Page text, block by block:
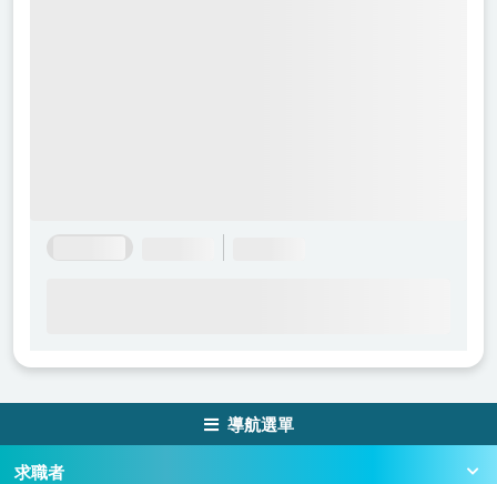
導航選單
求職者